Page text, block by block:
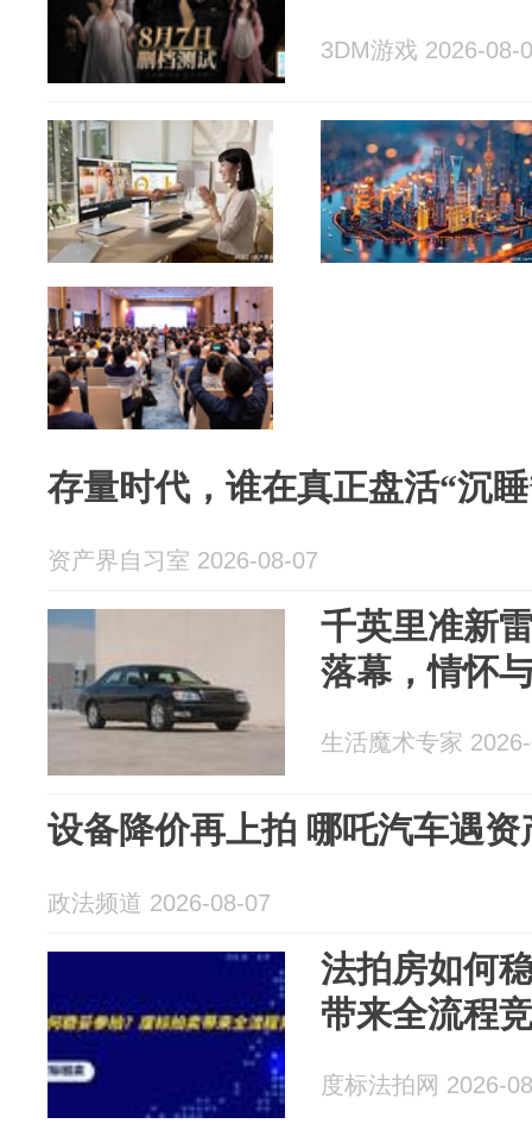
3DM游戏 2026-08-
存量时代，谁在真正盘活“沉
资产界自习室 2026-08-07
千英里准新
落幕，情怀
生活魔术专家
设备降价再上拍 哪吒汽车遇资
政法频道 2026-08-07
法拍房如何
带来全流程
度标法拍网 2026-